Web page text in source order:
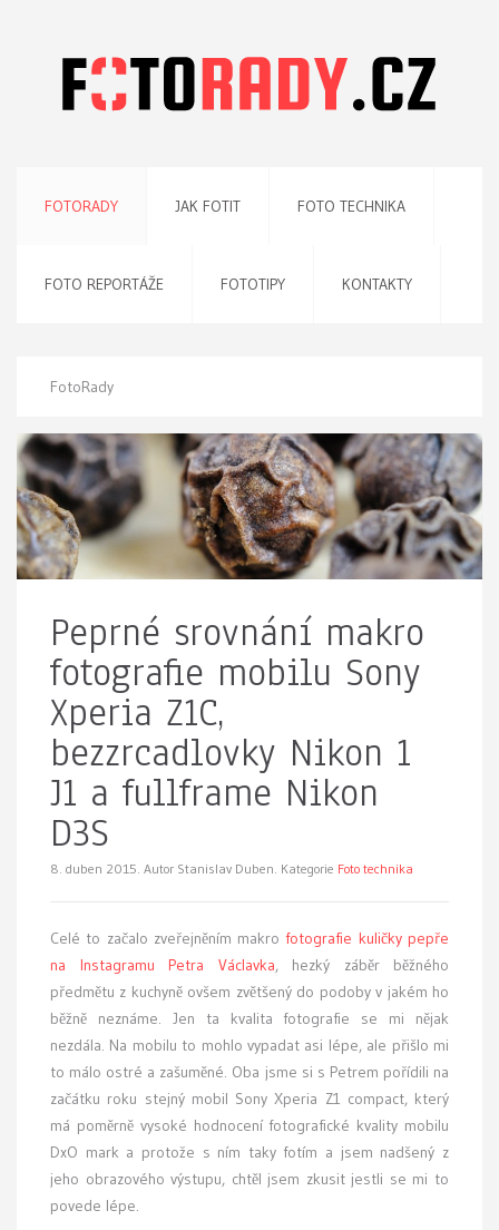
FOTORADY JAK FOTIT FOTO TECHNIKA
FOTO REPORTÁŽE FOTOTIPY KONTAKTY
FotoRady
Peprné srovnání makro
fotografie mobilu Sony
Xperia Z1C,
bezzrcadlovky Nikon 1
J1 a fullframe Nikon
D3S
8. duben 2015. Autor Stanislav Duben. Kategorie Foto technika
Celé to začalo zveřejněním makrofotografie kuličky pepře
na Instagramu Petra Václavka, hezký záběr běžného
předmětu z kuchyně ovšem zvětšený do podoby v jakém ho
běžně neznáme. Jen ta kvalita fotografie se mi nějak
nezdála. Na mobilu to mohlo vypadat asi lépe, ale přišlo mi
to málo ostré a zašuměné. Oba jsme si s Petrem pořídili na
začátku roku stejný mobil Sony Xperia Z1 compact, který
má poměrně vysoké hodnocení fotografické kvality mobilu
DxO mark a protože s ním taky fotím a jsem nadšený z
jeho obrazového výstupu, chtěl jsem zkusit jestli se mi to
povede lépe.